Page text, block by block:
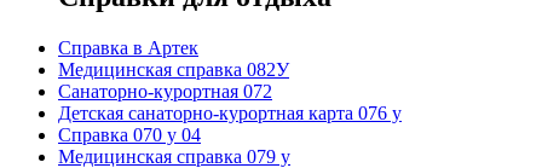
Cправка в Артек
Медицинская справка 082У
Санаторно-курортная 072
Детская санаторно-курортная карта 076 у
Справка 070 у 04
Медицинская справка 079 у